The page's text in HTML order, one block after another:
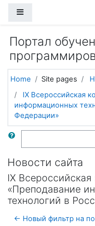
Портал
Home Site pages
IX Всероссийская
информационных
Федерации»
Search
Новости сайта
IX
«Преподавание
технологий в
← Новый фильтр на